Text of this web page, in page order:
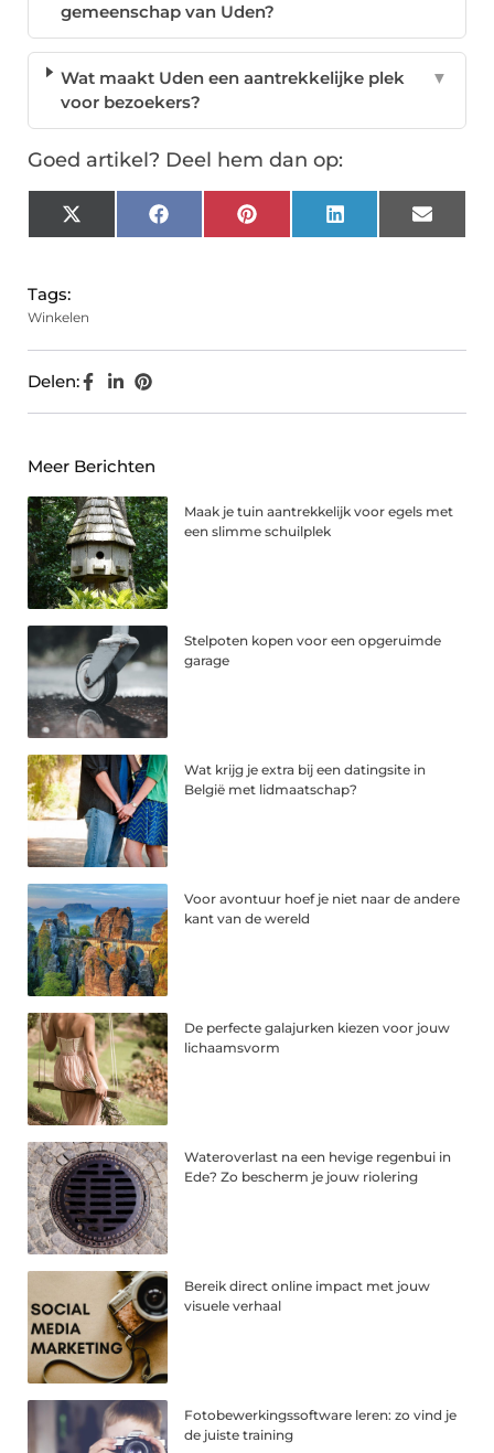
gemeenschap van Uden?
Wat maakt Uden een aantrekkelijke plek
voor bezoekers?
▼
Goed artikel? Deel hem dan op:
X
(Twitter)
FacebookPinterest LinkedIn Email
Tags:
Winkelen
Delen:
Meer Berichten
Maak je tuin aantrekkelijk voor egels met
een slimme schuilplek
Stelpoten kopen voor een opgeruimde
garage
Wat krijg je extra bij een datingsite in
België met lidmaatschap?
Voor avontuur hoef je niet naar de andere
kant van de wereld
De perfecte galajurken kiezen voor jouw
lichaamsvorm
Wateroverlast na een hevige regenbui in
Ede? Zo bescherm je jouw riolering
Bereik direct online impact met jouw
visuele verhaal
Fotobewerkingssoftware leren: zo vind je
de juiste training